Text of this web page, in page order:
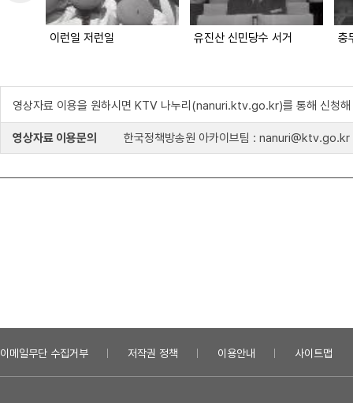
이런일 저런일 유진산 신민당수 서거 충
영상자료 이용을 원하시면 KTV 나누리(nanuri.ktv.go.kr)를 통해 신청해
영상자료 이용문의 한국정책방송원 아카이브팀 : nanuri@ktv.go.kr
이메일무단 수집거부 저작권 정책 이용안내 사이트맵